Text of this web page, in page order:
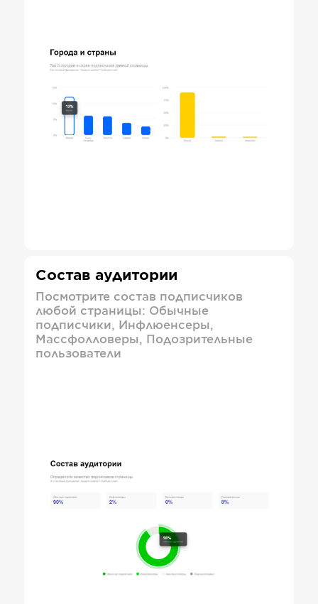
Состав аудитории
Посмотрите состав подписчиков
любой страницы: Обычные
подписчики, Инфлюенсеры,
Массфолловеры, Подозрительные
пользователи